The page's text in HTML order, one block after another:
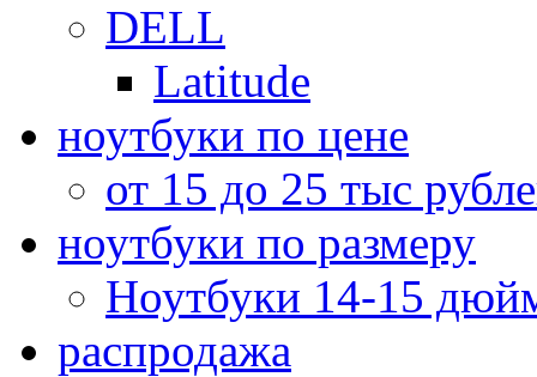
DELL
Latitude
ноутбуки по цене
от 15 до 25 тыс
ноутбуки по размеру
Ноутбуки 14-15
распродажа